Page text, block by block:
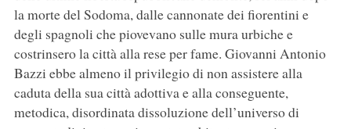
la morte del Sodoma, dalle cannonate dei fiorentini e
degli spagnoli che piovevano sulle mura urbiche e
costrinsero la città alla rese per fame. Giovanni Antonio
Bazzi ebbe almeno il privilegio di non assistere alla
caduta della sua città adottiva e alla conseguente,
metodica, disordinata dissoluzione dell’universo di